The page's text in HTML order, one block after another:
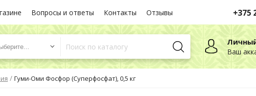
Вопросы и ответы Контакты Отзывы +375
Ваш
/ Гуми-Оми Фосфор (Суперфосфат), 0,5 кг